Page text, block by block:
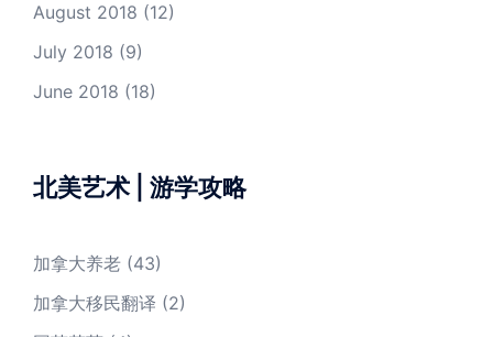
August 2018 (12)
July 2018 (9)
June 2018 (18)
北美艺术 | 游学攻略
加拿大养老 (43)
加拿大移民翻译 (2)